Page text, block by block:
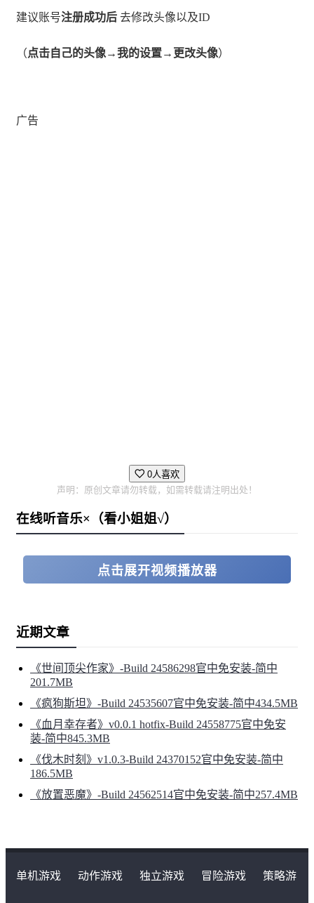
建议账号注册成功后 去修改头像以及ID
（点击自己的头像→我的设置→更改头像）
广告
0人喜欢
声明：原创文章请勿转载，如需转载请注明出处！
在线听音乐×（看小姐姐√）
点击展开视频播放器
近期文章
《世间顶尖作家》-Build 24586298官中免安装-简中
201.7MB
《疯狗斯坦》-Build 24535607官中免安装-简中434.5MB
《血月幸存者》v0.0.1 hotfix-Build 24558775官中免安
装-简中845.3MB
《伐木时刻》v1.0.3-Build 24370152官中免安装-简中
186.5MB
《放置恶魔》-Build 24562514官中免安装-简中257.4MB
单机游戏 动作游戏 独立游戏 冒险游戏
策略游